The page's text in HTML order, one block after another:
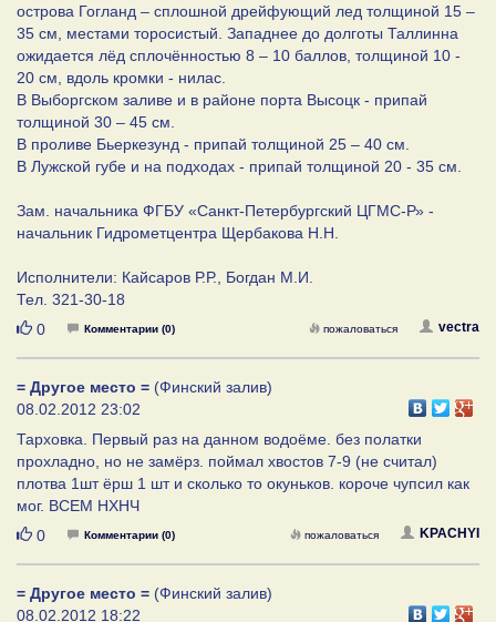
острова Гогланд – сплошной дрейфующий лед толщиной 15 –
35 см, местами торосистый. Западнее до долготы Таллинна
ожидается лёд сплочённостью 8 – 10 баллов, толщиной 10 -
20 см, вдоль кромки - нилас.
В Выборгском заливе и в районе порта Высоцк - припай
толщиной 30 – 45 см.
В проливе Бьеркезунд - припай толщиной 25 – 40 см.
В Лужской губе и на подходах - припай толщиной 20 - 35 см.
Зам. начальника ФГБУ «Санкт-Петербургский ЦГМС-Р» -
начальник Гидрометцентра Щербакова Н.Н.
Исполнители: Кайсаров Р.Р., Богдан М.И.
Тел. 321-30-18
Нравится
0 Комментарии (0) vectra
пожаловаться
= Другое место = (Финский залив)
08.02.2012 23:02
Тарховка. Первый раз на данном водоёме. без полатки
прохладно, но не замёрз. поймал хвостов 7-9 (не считал)
плотва 1шт ёрш 1 шт и сколько то окуньков. короче чупсил как
мог. ВСЕМ НХНЧ
Нравится
0 Комментарии (0) KPACHYI
пожаловаться
= Другое место = (Финский залив)
08.02.2012 18:22